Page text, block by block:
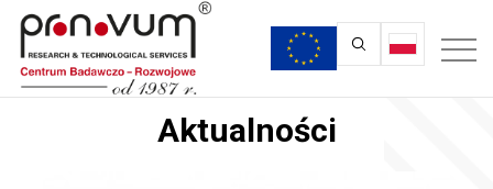
Aktualności